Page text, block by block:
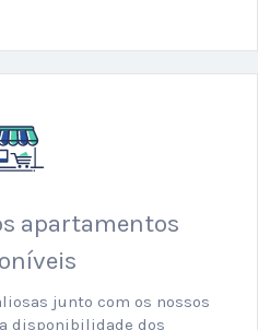
apartamentos
junto com os nossos
disponibilidade dos